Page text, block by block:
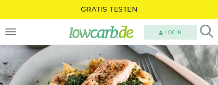
GRATIS TESTEN
TOGGLE NAVIGATION LOGIN